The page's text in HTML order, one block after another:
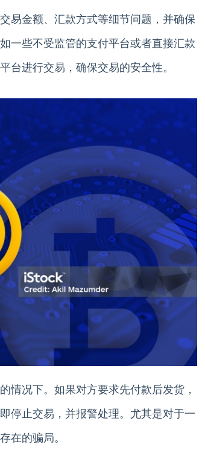
易金额、汇款方式等细节问题，并确保
一些不受监管的支付平台或者直接汇款
台进行交易，确保交易的安全性。
情况下。如果对方要求先付款后发货，
停止交易，并报警处理。尤其是对于一
在的骗局。